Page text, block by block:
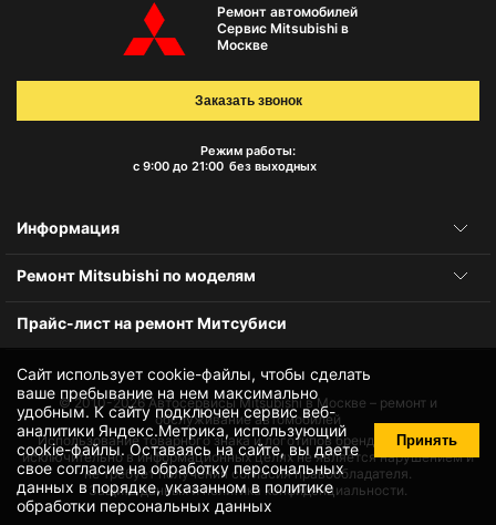
Сайт использует cookie-файлы, чтобы сделать
ваше пребывание на нем максимально
удобным. К cайту подключен сервис веб-
аналитики Яндекс.Метрика, использующий
cookie-файлы. Оставаясь на сайте, вы даете
своесогласие на обработку персональных
данных в порядке, указанном в политике
обработки персональных данных
Принять
Ремонт автомобилей
Сервис Mitsubishi в
Москве
Режим работы:
с 9:00 до 21:00 без выходных
Заказать звонок
Информация
Ремонт Mitsubishi по моделям
Прайс-лист на ремонт Митсубиси
© 2010-2026Автосервисы Mitsubishi в Москве – ремонт и
обслуживание автомобилей
Использование товарного знака и логотипов бренда происходит
исключительно в информационных целях не является нарушением и
не требует получения согласия правообладателя.
Защита данных и политика конфиденциальности.